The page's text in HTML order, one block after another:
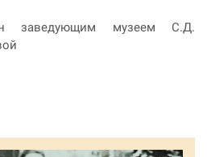
заведующим музеем С.Д.